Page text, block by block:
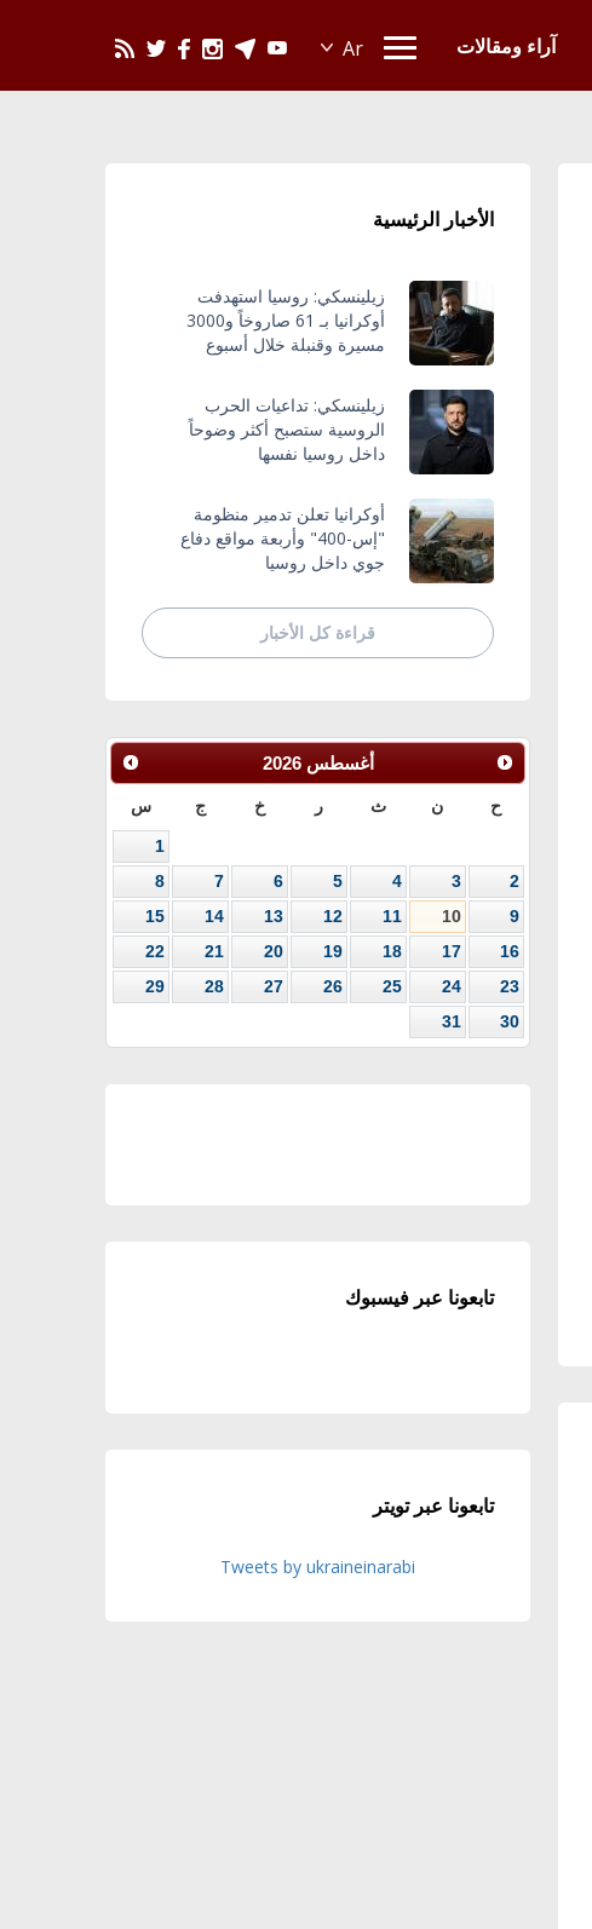
آراء ومقالات
الأخبار الرئيسية
زيلينسكي: روسيا استهدفت
أوكرانيا بـ 61 صاروخاً و3000
مسيرة وقنبلة خلال أسبوع
زيلينسكي: تداعيات الحرب
الروسية ستصبح أكثر وضوحاً
داخل روسيا نفسها
أوكرانيا تعلن تدمير منظومة
"إس-400" وأربعة مواقع دفاع
جوي داخل روسيا
قراءة كل الأخبار
أغسطس 2026
ح ن ث ر خ ج س
1
2
3
4
5
6
7
8
9
10
11
12
13
14
15
16
17
18
19
20
21
22
23
24
25
26
27
28
29
30
31
تابعونا عبر فيسبوك
تابعونا عبر تويتر
Tweets by ukraineinarabi